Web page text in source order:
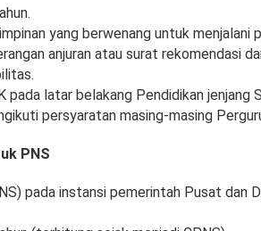
yang berwenang untuk menjalani
anjuran atau surat rekomendasi
pada latar belakang Pendidikan jenjang
persyaratan masing-masing
PNS
pada instansi pemerintah Pusat dan